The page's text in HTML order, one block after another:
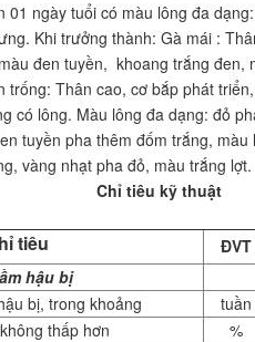
01 ngày tuổi có màu lông đa
Khi trưởng thành: Gà mái :
đen tuyền, khoang trắng đen,
trống: Thân cao, cơ bắp phát
có lông. Màu lông đa dạng: đỏ
tuyền pha thêm đốm trắng,
vàng nhạt pha đỏ, màu trắng lợt.
Chỉ tiêu kỹ thuật
tiêu
ĐVT
hậu bị
bị, trong khoảng
tuần
thấp hơn
%